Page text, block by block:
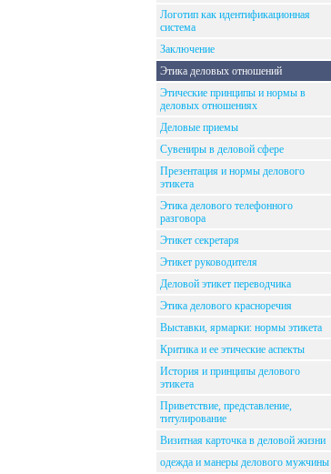
Логотип как идентификационная
система
Заключение
Этика деловых отношений
Этические принципы и нормы в
деловых отношениях
Деловые приемы
Сувениры в деловой сфере
Презентация и нормы делового
этикета
Этика делового телефонного
разговора
Этикет секретаря
Этикет руководителя
Деловой этикет переводчика
Этика делового красноречия
Выставки, ярмарки: нормы этикета
Критика и ее этические аспекты
История и принципы делового
этикета
Приветствие, представление,
титулирование
Визитная карточка в деловой жизни
одежда и манеры делового мужчины